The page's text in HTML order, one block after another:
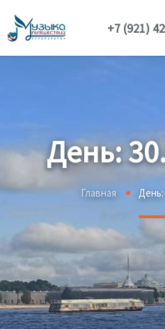
+7 (921)
День:
Главная День: